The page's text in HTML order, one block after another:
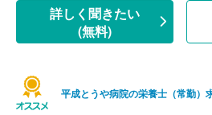
詳しく聞きたい
(無料)
平成とうや病院の栄養士（常勤）